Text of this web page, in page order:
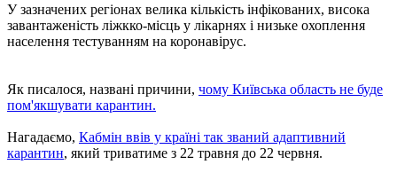
У зазначених регіонах велика кількість інфікованих, висока
завантаженість ліжкко-місць у лікарнях і низьке охоплення
населення тестуванням на коронавірус.
Як писалося, названі причини, чому Київська область не буде
пом'якшувати карантин.
Нагадаємо, Кабмін ввів у країні так званий адаптивний
карантин, який триватиме з 22 травня до 22 червня.